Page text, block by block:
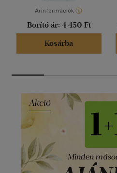
Árinformációk
Borító ár: 4 450 Ft
Kosárba